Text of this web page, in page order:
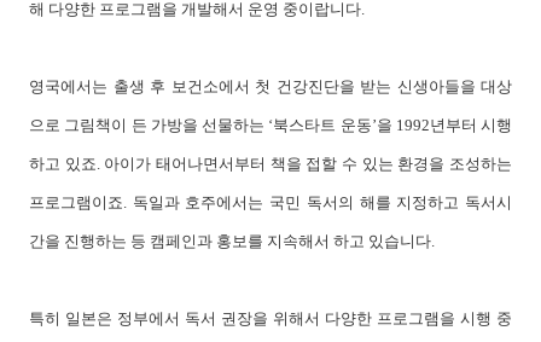
해 다양한 프로그램을 개발해서 운영 중이랍니다.
영국에서는 출생 후 보건소에서 첫 건강진단을 받는 신생아들을 대상
으로 그림책이 든 가방을 선물하는 ‘북스타트 운동’을 1992년부터 시행
하고 있죠. 아이가 태어나면서부터 책을 접할 수 있는 환경을 조성하는
프로그램이죠. 독일과 호주에서는 국민 독서의 해를 지정하고 독서시
간을 진행하는 등 캠페인과 홍보를 지속해서 하고 있습니다.
특히 일본은 정부에서 독서 권장을 위해서 다양한 프로그램을 시행 중